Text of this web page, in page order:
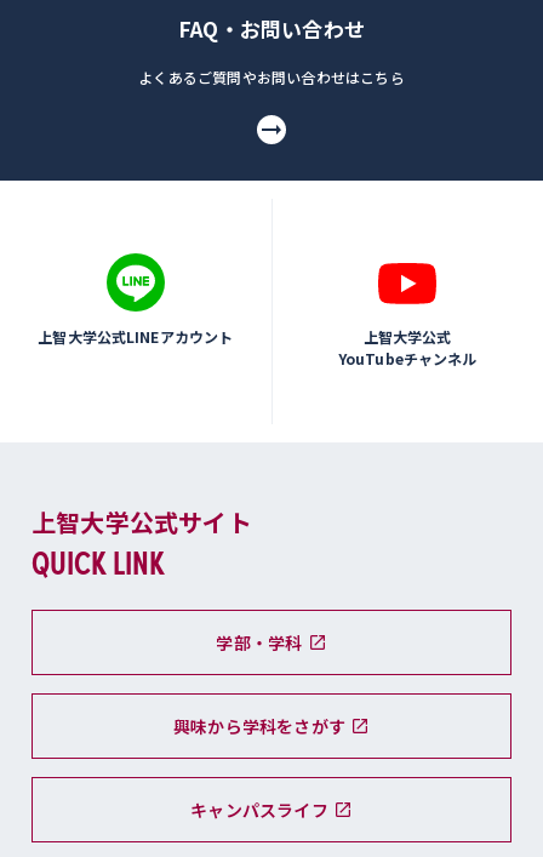
FAQ・お問い合わせ
よくあるご質問やお問い合わせはこちら
上智大学公式LINEアカウント
上智大学公式
YouTubeチャンネル
上智大学公式サイト
QUICK LINK
学部・学科
興味から学科をさがす
キャンパスライフ